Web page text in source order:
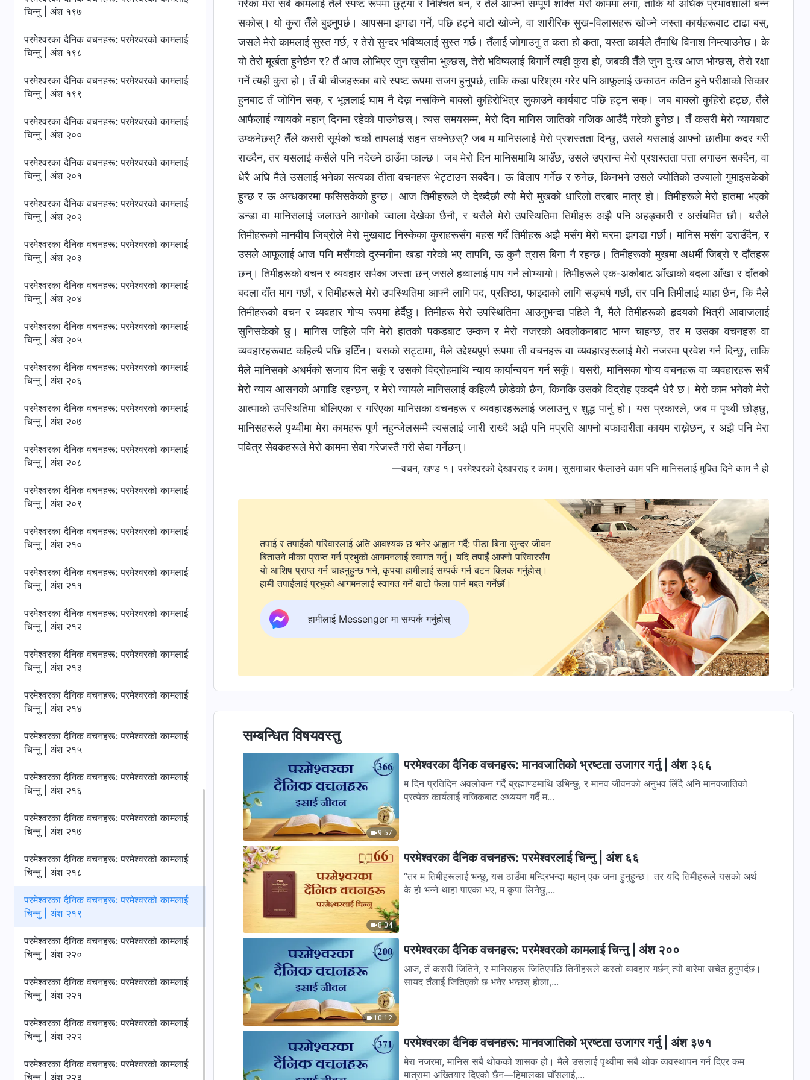
चिन्‍नु | अंश १९७
परमेश्‍वरका दैनिक वचनहरू: परमेश्‍वरको कामलाई
चिन्‍नु | अंश १९८
परमेश्‍वरका दैनिक वचनहरू: परमेश्‍वरको कामलाई
चिन्‍नु | अंश १९९
परमेश्‍वरका दैनिक वचनहरू: परमेश्‍वरको कामलाई
चिन्‍नु | अंश २००
परमेश्‍वरका दैनिक वचनहरू: परमेश्‍वरको कामलाई
चिन्‍नु | अंश २०१
परमेश्‍वरका दैनिक वचनहरू: परमेश्‍वरको कामलाई
चिन्‍नु | अंश २०२
परमेश्‍वरका दैनिक वचनहरू: परमेश्‍वरको कामलाई
चिन्‍नु | अंश २०३
परमेश्‍वरका दैनिक वचनहरू: परमेश्‍वरको कामलाई
चिन्‍नु | अंश २०४
परमेश्‍वरका दैनिक वचनहरू: परमेश्‍वरको कामलाई
चिन्‍नु | अंश २०५
परमेश्‍वरका दैनिक वचनहरू: परमेश्‍वरको कामलाई
चिन्‍नु | अंश २०६
परमेश्‍वरका दैनिक वचनहरू: परमेश्‍वरको कामलाई
चिन्‍नु | अंश २०७
परमेश्‍वरका दैनिक वचनहरू: परमेश्‍वरको कामलाई
चिन्‍नु | अंश २०८
परमेश्‍वरका दैनिक वचनहरू: परमेश्‍वरको कामलाई
चिन्‍नु | अंश २०९
परमेश्‍वरका दैनिक वचनहरू: परमेश्‍वरको कामलाई
चिन्‍नु | अंश २१०
परमेश्‍वरका दैनिक वचनहरू: परमेश्‍वरको कामलाई
चिन्‍नु | अंश २११
परमेश्‍वरका दैनिक वचनहरू: परमेश्‍वरको कामलाई
चिन्‍नु | अंश २१२
परमेश्‍वरका दैनिक वचनहरू: परमेश्‍वरको कामलाई
चिन्‍नु | अंश २१३
परमेश्‍वरका दैनिक वचनहरू: परमेश्‍वरको कामलाई
चिन्‍नु | अंश २१४
परमेश्‍वरका दैनिक वचनहरू: परमेश्‍वरको कामलाई
चिन्‍नु | अंश २१५
परमेश्‍वरका दैनिक वचनहरू: परमेश्‍वरको कामलाई
चिन्‍नु | अंश २१६
परमेश्‍वरका दैनिक वचनहरू: परमेश्‍वरको कामलाई
चिन्‍नु | अंश २१७
परमेश्‍वरका दैनिक वचनहरू: परमेश्‍वरको कामलाई
चिन्‍नु | अंश २१८
परमेश्‍वरका दैनिक वचनहरू: परमेश्‍वरको कामलाई
चिन्‍नु | अंश २१९
परमेश्‍वरका दैनिक वचनहरू: परमेश्‍वरको कामलाई
चिन्‍नु | अंश २२०
परमेश्‍वरका दैनिक वचनहरू: परमेश्‍वरको कामलाई
चिन्‍नु | अंश २२१
परमेश्‍वरका दैनिक वचनहरू: परमेश्‍वरको कामलाई
चिन्‍नु | अंश २२२
परमेश्‍वरका दैनिक वचनहरू: परमेश्‍वरको कामलाई
चिन्‍नु | अंश २२३
गरेका मेरा सबै कामलाई तैँले स्पष्ट रूपमा छुट्या र निश्चित बन, र तैँले आफ्नो सम्पूर्ण शक्ति मेरो काममा लगा, ताकि यो अधिक प्रभावशाली बन्न
सकोस्‌। यो कुरा तैँले बुझ्नुपर्छ। आपसमा झगडा गर्ने, पछि हट्ने बाटो खोज्ने, वा शारीरिक सुख-विलासहरू खोज्ने जस्ता कार्यहरूबाट टाढा बस्,
जसले मेरो कामलाई सुस्त गर्छ, र तेरो सुन्दर भविष्यलाई सुस्त गर्छ। तँलाई जोगाउनु त कता हो कता, यस्ता कार्यले तँमाथि विनाश निम्त्याउनेछ। के
यो तेरो मूर्खता हुनेछैन र? तँ आज लोभिएर जुन खुसीमा भुल्छस्‌, तेरो भविष्यलाई बिगार्ने त्यही कुरा हो, जबकी तैँले जुन दुःख आज भोग्छस्‌, तेरो रक्षा
गर्ने त्यही कुरा हो। तँ यी चीजहरूका बारे स्पष्ट रूपमा सजग हुनुपर्छ, ताकि कडा परिश्रम गरेर पनि आफूलाई उम्काउन कठिन हुने परीक्षाको सिकार
हुनबाट तँ जोगिन सक्, र भूललाई घाम नै देख्न नसकिने बाक्लो कुहिरोभित्र लुकाउने कार्यबाट पछि हट्न सक्। जब बाक्लो कुहिरो हट्छ, तैँले
आफैलाई न्यायको महान् दिनमा रहेको पाउनेछस्‌। त्यस समयसम्म, मेरो दिन मानिस जातिको नजिक आउँदै गरेको हुनेछ। तँ कसरी मेरो न्यायबाट
उम्कनेछस्‌? तैँले कसरी सूर्यको चर्को तापलाई सहन सक्‍नेछस्‌? जब म मानिसलाई मेरो प्रशस्तता दिन्छु, उसले यसलाई आफ्नो छातीमा कदर गरी
राख्दैन, तर यसलाई कसैले पनि नदेख्‍ने ठाउँमा फाल्छ। जब मेरो दिन मानिसमाथि आउँछ, उसले उप्रान्त मेरो प्रशस्तता पत्ता लगाउन सक्दैन, वा
धेरै अघि मैले उसलाई भनेका सत्यका तीता वचनहरू भेट्टाउन सक्दैन। ऊ विलाप गर्नेछ र रुनेछ, किनभने उसले ज्योतिको उज्यालो गुमाइसकेको
हुन्छ र ऊ अन्धकारमा फसिसकेको हुन्छ। आज तिमीहरूले जे देख्दैछौ त्यो मेरो मुखको धारिलो तरबार मात्र हो। तिमीहरूले मेरो हातमा भएको
डन्डा वा मानिसलाई जलाउने आगोको ज्वाला देखेका छैनौ, र यसैले मेरो उपस्थितिमा तिमीहरू अझै पनि अहङ्कारी र असंयमित छौ। यसैले
तिमीहरूको मानवीय जिब्रोले मेरो मुखबाट निस्केका कुराहरूसँग बहस गर्दै तिमीहरू अझै मसँग मेरो घरमा झगडा गर्छौ। मानिस मसँग डराउँदैन, र
उसले आफूलाई आज पनि मसँगको दुस्मनीमा खडा गरेको भए तापनि, ऊ कुनै त्रास बिना नै रहन्छ। तिमीहरूको मुखमा अधर्मी जिब्रो र दाँतहरू
छन्। तिमीहरूको वचन र व्यवहार सर्पका जस्ता छन् जसले हव्वालाई पाप गर्न लोभ्यायो। तिमीहरूले एक-अर्काबाट आँखाको बदला आँखा र दाँतको
बदला दाँत माग गर्छौ, र तिमीहरूले मेरो उपस्थितिमा आफ्नै लागि पद, प्रतिष्ठा, फाइदाको लागि सङ्घर्ष गर्छौ, तर पनि तिमीलाई थाहा छैन, कि मैले
तिमीहरूको वचन र व्यवहार गोप्य रूपमा हेर्दैछु। तिमीहरू मेरो उपस्थितिमा आउनुभन्दा पहिले नै, मैले तिमीहरूको हृदयको भित्री आवाजलाई
सुनिसकेको छु। मानिस जहिले पनि मेरो हातको पकडबाट उम्कन र मेरो नजरको अवलोकनबाट भाग्न चाहन्छ, तर म उसका वचनहरू वा
व्यवहारहरूबाट कहिल्यै पछि हटिँन। यसको सट्टामा, मैले उद्देश्यपूर्ण रूपमा ती वचनहरू वा व्यवहारहरूलाई मेरो नजरमा प्रवेश गर्न दिन्छु, ताकि
मैले मानिसको अधर्मको सजाय दिन सकूँ र उसको विद्रोहमाथि न्याय कार्यान्वयन गर्न सकूँ। यसरी, मानिसका गोप्य वचनहरू वा व्यवहारहरू सधैँ
मेरो न्याय आसनको अगाडि रहन्छन्, र मेरो न्यायले मानिसलाई कहिल्यै छोडेको छैन, किनकि उसको विद्रोह एकदमै धेरै छ। मेरो काम भनेको मेरो
आत्माको उपस्थितिमा बोलिएका र गरिएका मानिसका वचनहरू र व्यवहारहरूलाई जलाउनु र शुद्ध पार्नु हो। यस प्रकारले, जब म पृथ्वी छोड्छु,
मानिसहरूले पृथ्वीमा मेरा कामहरू पूर्ण नहुन्जेलसम्मै त्यसलाई जारी राख्दै अझै पनि मप्रति आफ्नो बफादारीता कायम राख्नेछन्, र अझै पनि मेरा
पवित्र सेवकहरूले मेरो काममा सेवा गरेजस्तै गरी सेवा गर्नेछन्।
—वचन, खण्ड १। परमेश्‍वरको देखापराइ र काम। सुसमाचार फैलाउने काम पनि मानिसलाई मुक्ति दिने काम नै हो
तपाई र तपाईको परिवारलाई अति आवश्यक छ भनेर आह्वान गर्दै: पीडा बिना सुन्दर जीवन
बिताउने मौका प्राप्त गर्न प्रभुको आगमनलाई स्वागत गर्नु। यदि तपाईं आफ्नो परिवारसँग
यो आशिष प्राप्त गर्न चाहनुहुन्छ भने, कृपया हामीलाई सम्पर्क गर्न बटन क्लिक गर्नुहोस्।
हामी तपाईंलाई प्रभुको आगमनलाई स्वागत गर्ने बाटो फेला पार्न मद्दत गर्नेछौं।
हामीलाई Messenger मा सम्पर्क गर्नुहोस्
सम्बन्धित विषयवस्तु
9:57
परमेश्‍वरका दैनिक वचनहरू: मानवजातिको भ्रष्टता उजागर गर्नु | अंश ३६६
म दिन प्रतिदिन अवलोकन गर्दै ब्रह्माण्डमाथि उभिन्छु, र मानव जीवनको अनुभव लिँदै अनि मानवजातिको
प्रत्येक कार्यलाई नजिकबाट अध्ययन गर्दै म...
8:04
परमेश्‍वरका दैनिक वचनहरू: परमेश्‍वरलाई चिन्‍नु | अंश ६६
“तर म तिमीहरूलाई भन्छु, यस ठाउँमा मन्दिरभन्दा महान् एक जना हुनुहुन्छ। तर यदि तिमीहरूले यसको अर्थ
के हो भन्‍ने थाहा पाएका भए, म कृपा लिनेछु,...
10:12
परमेश्‍वरका दैनिक वचनहरू: परमेश्‍वरको कामलाई चिन्‍नु | अंश २००
आज, तँ कसरी जितिने, र मानिसहरू जितिएपछि तिनीहरूले कस्तो व्यवहार गर्छन् त्यो बारेमा सचेत हुनुपर्दछ।
सायद तँलाई जितिएको छ भनेर भन्छस् होला,...
परमेश्‍वरका दैनिक वचनहरू: मानवजातिको भ्रष्टता उजागर गर्नु | अंश ३७१
मेरा नजरमा, मानिस सबै थोकको शासक हो। मैले उसलाई पृथ्वीमा सबै थोक व्यवस्थापन गर्न दिएर कम
मात्रामा अख्तियार दिएको छैन—हिमालका घाँसलाई,...